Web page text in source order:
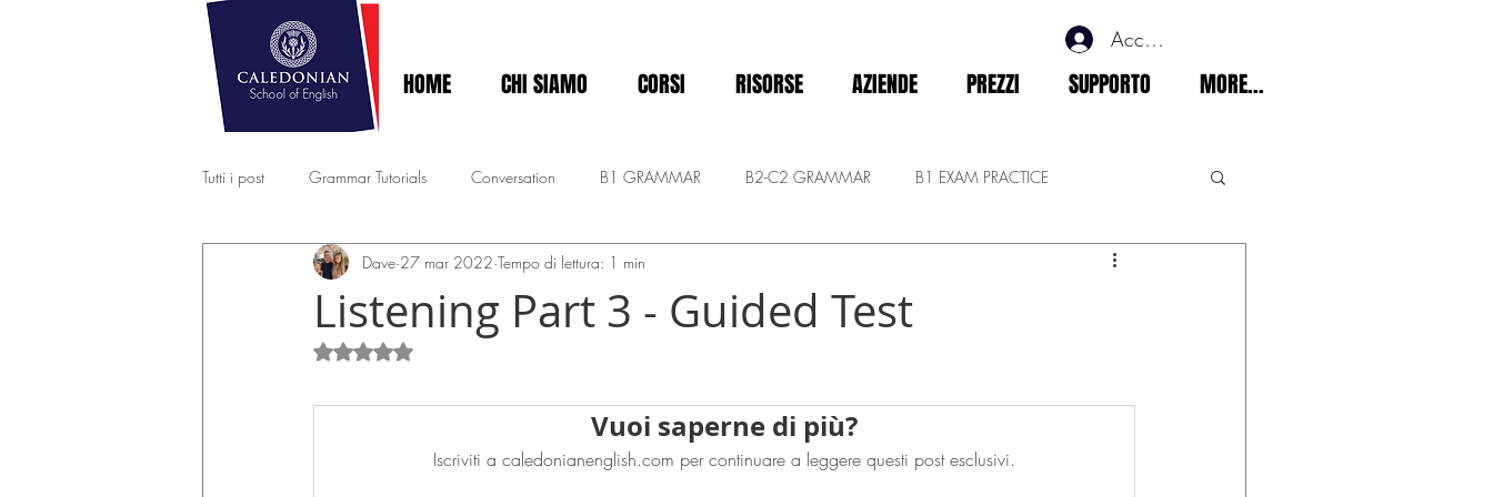
Accedi
HOME CHI SIAMO CORSI RISORSE AZIENDE PREZZI SUPPORTO MORE...
Tutti i post Grammar Tutorials Conversation B1 GRAMMAR B2-C2 GRAMMAR B1 EXAM PRACTICE
B2 EXAM PRACTICE EXPERT - MASTERY C1-C2 A2 - Pre-intermediate
Listening Part 3 - Guided Test
Dave 27 mar 2022 Tempo di lettura: 1 min
Valutazione NaN stelle su 5.
Vuoi saperne di più?
Iscriviti a caledonianenglish.com per continuare a leggere questi post esclusivi.